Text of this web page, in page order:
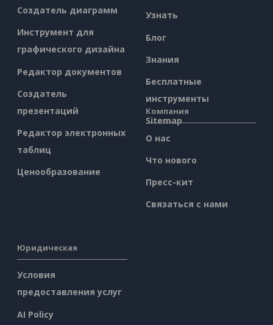
Создатель диаграмм
Инструмент для
графического дизайна
Редактор документов
Создатель
презентаций
Редактор электронных
таблиц
Ценообразование
Узнать
Блог
Знания
Бесплатные
инструменты
Sitemap
Компания
О нас
Что нового
Пресс-кит
Связаться с нами
Юридическая
Условия
предоставления услуг
AI Policy